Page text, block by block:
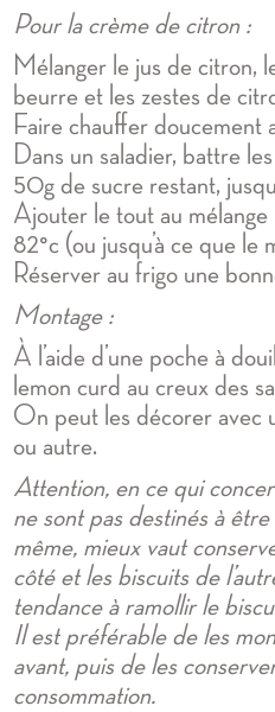
Pour la crème de citron :
Mélanger le jus de citron,
beurre et les zestes de
Faire chauffer doucement
Dans un saladier, battre
50g de sucre restant,
Ajouter le tout au
82°c (ou jusqu’à ce que le
Réserver au frigo une
Montage :
À l’aide d’une poche à
lemon curd au creux des
On peut les décorer avec
ou autre.
Attention, en ce qui
ne sont pas destinés à
même, mieux vaut
côté et les biscuits de
tendance à ramollir le
Il est préférable de les
avant, puis de les
consommation.